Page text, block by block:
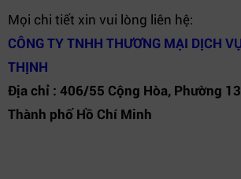
Mọi chi tiết xin vui lòng liên hệ:
CÔNG TY TNHH THƯƠNG MẠI DỊCH
THỊNH
Địa chỉ : 406/55 Cộng Hòa, Phường
Thành phố Hồ Chí Minh